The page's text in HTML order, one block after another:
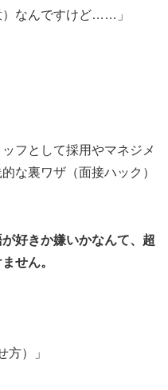
）なんですけど……」
フとして採用やマネジメ
な裏ワザ（面接ハック）
好きか嫌いかなんて、超
せん。
方）」